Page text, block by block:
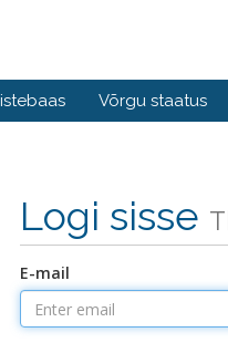
Võrgu staatus
Logi sisse
E-mail